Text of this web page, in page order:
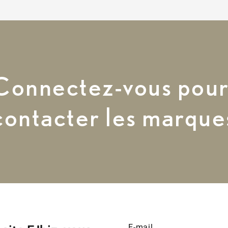
À propos
vous pour
les